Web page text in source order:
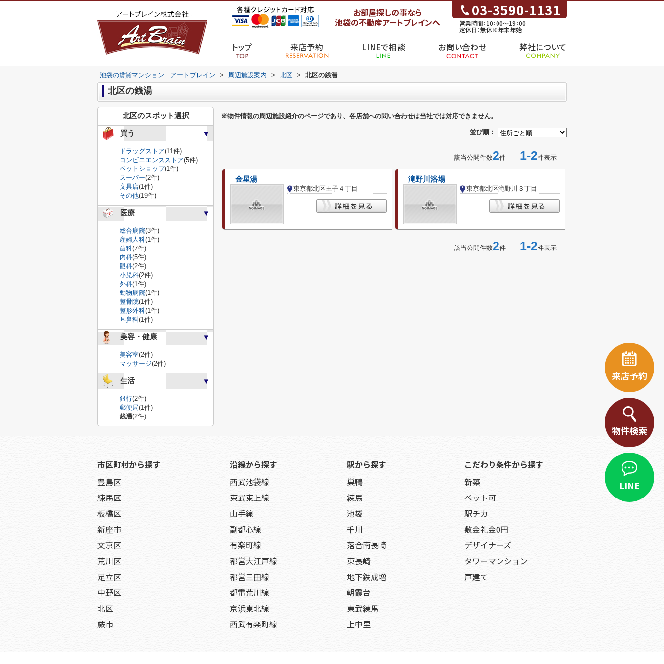
お部屋探しの事なら
池袋の不動産アートブレインへ
03-3590-1131
営業時間：10：00～19：00
定休日：無休※年末年始
トップ 来店予約 LINEで相談 お問い合わせ 弊社について
池袋の賃貸マンション｜アートブレイン > 周辺施設案内 > 北区 > 北区の銭湯
北区の銭湯
※物件情報の周辺施設紹介のページであり、各店舗への問い合わせは当社では対応できません。
並び順：
該当公開件数2件 1-2件表示
金星湯
東京都北区王子４丁目
滝野川浴場
東京都北区滝野川３丁目
該当公開件数2件 1-2件表示
北区のスポット選択
買う
ドラッグストア(11件)
コンビニエンスストア(5件)
ペットショップ(1件)
スーパー(2件)
文具店(1件)
その他(19件)
医療
総合病院(3件)
産婦人科(1件)
歯科(7件)
内科(5件)
眼科(2件)
小児科(2件)
外科(1件)
動物病院(1件)
整骨院(1件)
整形外科(1件)
耳鼻科(1件)
美容・健康
美容室(2件)
マッサージ(2件)
生活
銀行(2件)
郵便局(1件)
銭湯(2件)
来店予約
物件検索
LINE
市区町村から探す
豊島区
練馬区
板橋区
新座市
文京区
荒川区
足立区
中野区
北区
蕨市
沿線から探す
西武池袋線
東武東上線
山手線
副都心線
有楽町線
都営大江戸線
都営三田線
都電荒川線
京浜東北線
西武有楽町線
駅から探す
巣鴨
練馬
池袋
千川
落合南長崎
東長崎
地下鉄成増
朝霞台
東武練馬
上中里
こだわり条件から探す
新築
ペット可
駅チカ
敷金礼金0円
デザイナーズ
タワーマンション
戸建て